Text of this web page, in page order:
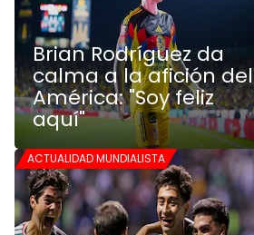
Brian Rodríguez da
calma a la afición del
América: "Soy feliz
aquí"
ACTUALIDAD MUNDIALISTA